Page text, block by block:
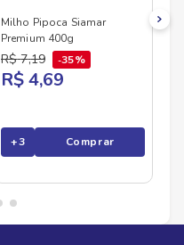
Milho Pipoca Siamar
Premium 400g
R$ 7,19 35%
R$ 4,69
+3 Comprar